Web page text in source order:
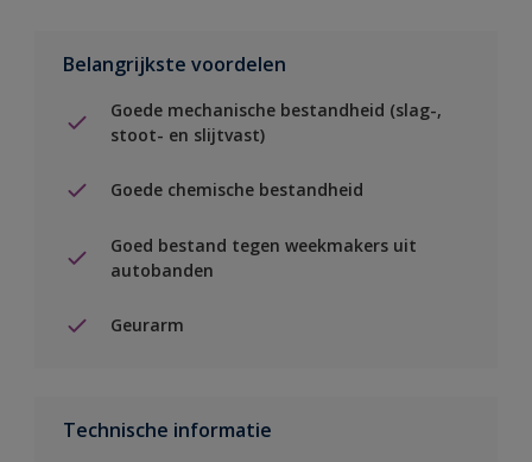
Belangrijkste voordelen
Goede mechanische bestandheid (slag-,
stoot- en slijtvast)
Goede chemische bestandheid
Goed bestand tegen weekmakers uit
autobanden
Geurarm
Technische informatie